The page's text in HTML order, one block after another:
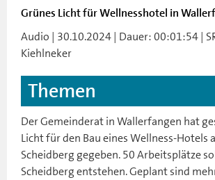
Grünes Licht für Wellnesshotel in
Audio | 30.10.2024 | Dauer: 00:01:54 |
Kiehlneker
Themen
Der Gemeinderat in Wallerfangen hat
Licht für den Bau eines Wellness-Hotels
Scheidberg gegeben. 50 Arbeitsplätze
Scheidberg entstehen. Geplant sind